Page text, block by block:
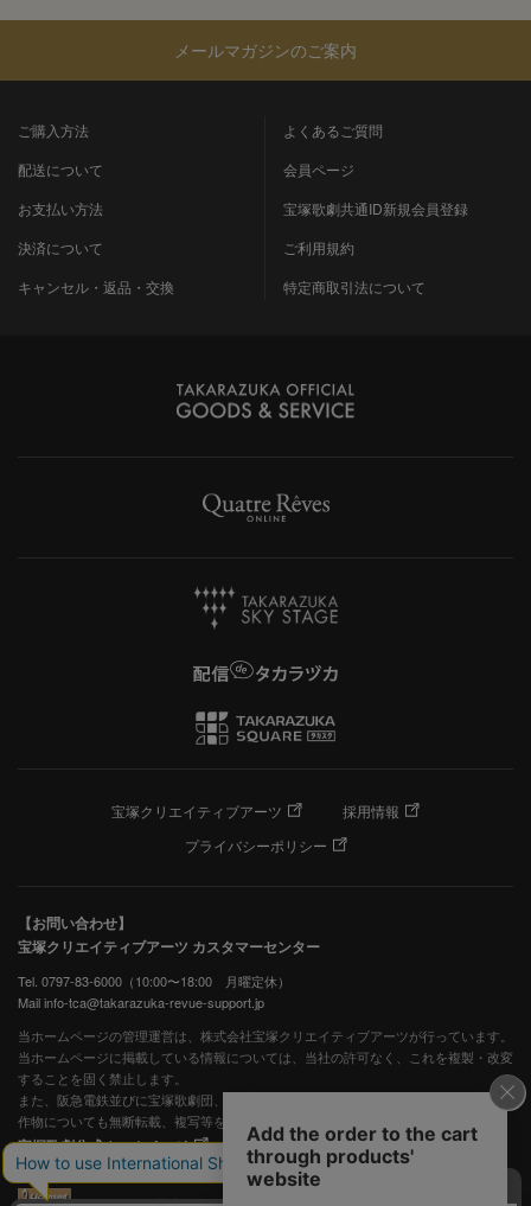
メールマガジンのご案内
ご購入方法
配送について
お支払い方法
決済について
キャンセル・返品・交換
よくあるご質問
会員ページ
宝塚歌劇共通ID新規会員登録
ご利用規約
特定商取引法について
宝塚クリエイティブアーツ
採用情報
プライバシーポリシー
【お問い合わせ】
宝塚クリエイティブアーツ カスタマーセンター
Tel. 0797-83-6000（10:00〜18:00 月曜定休）
Mail info-tca@takarazuka-revue-support.jp
当ホームページの管理運営は、株式会社宝塚クリエイティブアーツが行っています。
当ホームページに掲載している情報については、当社の許可なく、これを複製・改変
することを固く禁止します。
また、阪急電鉄並びに宝塚歌劇団、宝塚クリエイティブアーツの出版物ほか写真等著
作物についても無断転載、複写等を禁じます。
宝塚歌劇公式ホームページ